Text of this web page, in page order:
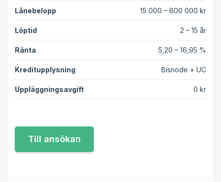
Lånebelopp 15 000 – 600 000 kr
Löptid 2 – 15 år
Ränta 5,20 – 16,95 %
Kreditupplysning Bisnode + UC
Uppläggningsavgift 0 kr